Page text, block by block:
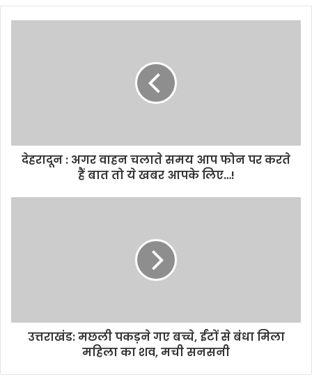
देहरादून : अगर वाहन चलाते समय आप फोन पर करते
हैं बात तो ये खबर आपके लिए…!
उत्तराखंड: मछली पकड़ने गए बच्चे, ईंटों से बंधा मिला
महिला का शव, मची सनसनी